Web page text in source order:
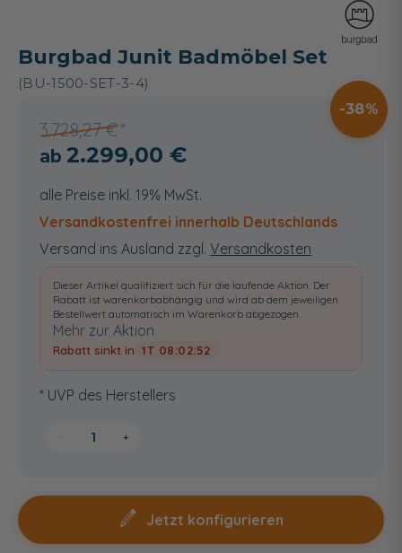
Burgbad Junit Badmöbel Set
(BU-1500-SET-3-4)
3.728,27 €
38
2.299,00 €
alle Preise inkl. 19% MwSt.
Versandkostenfrei innerhalb Deutschlands
Versand ins Ausland zzgl. Versandkosten
Dieser Artikel qualifiziert sich für die laufende Aktion. Der
Rabatt ist warenkorbabhängig und wird ab dem jeweiligen
Bestellwert automatisch im Warenkorb abgezogen.
Mehr zur Aktion
Rabatt sinkt in 1T 08:02:52
* UVP des Herstellers
+
Jetzt konfigurieren